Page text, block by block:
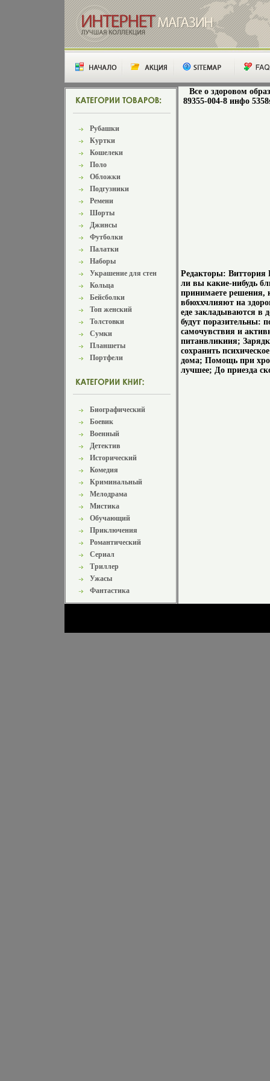
Рубашки
Куртки
Кошелеки
Поло
Обложки
Подгузники
Ремени
Шорты
Джинсы
Футболки
Палатки
Наборы
Украшение для стен
Кольца
Бейсболки
Топ женский
Толстовки
Сумки
Планшеты
Портфели
Биографический
Боевик
Военный
Детектив
Исторический
Комедия
Криминальный
Мелодрама
Мистика
Обучающий
Приключения
Романтический
Сериал
Триллер
Ужасы
Фантастика
Все о здоровом
89355-004-8 инфо
Редакторы: Виттория
ли вы какие-нибудь
принимаете решения,
вбюххчлияют на
еде закладываются в
будут поразительны:
самочувствия и
питанвликиия;
сохранить
дома; Помощь при
лучшее; До приезда